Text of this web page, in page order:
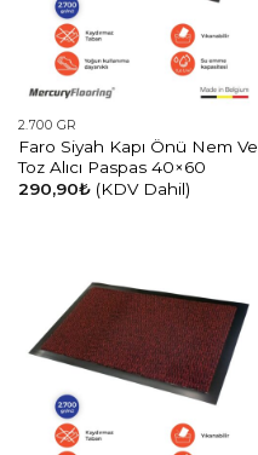
2.700 GR
Faro Siyah Kapı Önü Nem Ve
Toz Alıcı Paspas 40×60
290,90₺ (KDV Dahil)